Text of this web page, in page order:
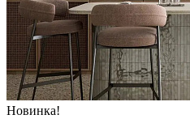
Новинка!